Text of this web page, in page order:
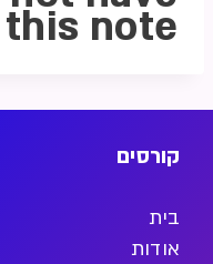
note.
קורסים
בית
אודות